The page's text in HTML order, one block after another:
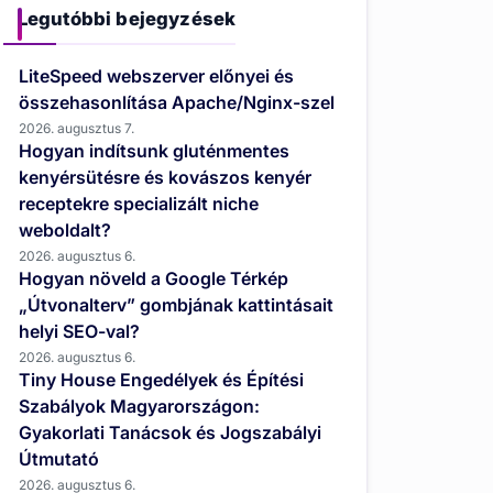
Legutóbbi bejegyzések
LiteSpeed webszerver előnyei és
összehasonlítása Apache/Nginx-szel
2026. augusztus 7.
Hogyan indítsunk gluténmentes
kenyérsütésre és kovászos kenyér
receptekre specializált niche
weboldalt?
2026. augusztus 6.
Hogyan növeld a Google Térkép
„Útvonalterv” gombjának kattintásait
helyi SEO-val?
2026. augusztus 6.
Tiny House Engedélyek és Építési
Szabályok Magyarországon:
Gyakorlati Tanácsok és Jogszabályi
Útmutató
2026. augusztus 6.